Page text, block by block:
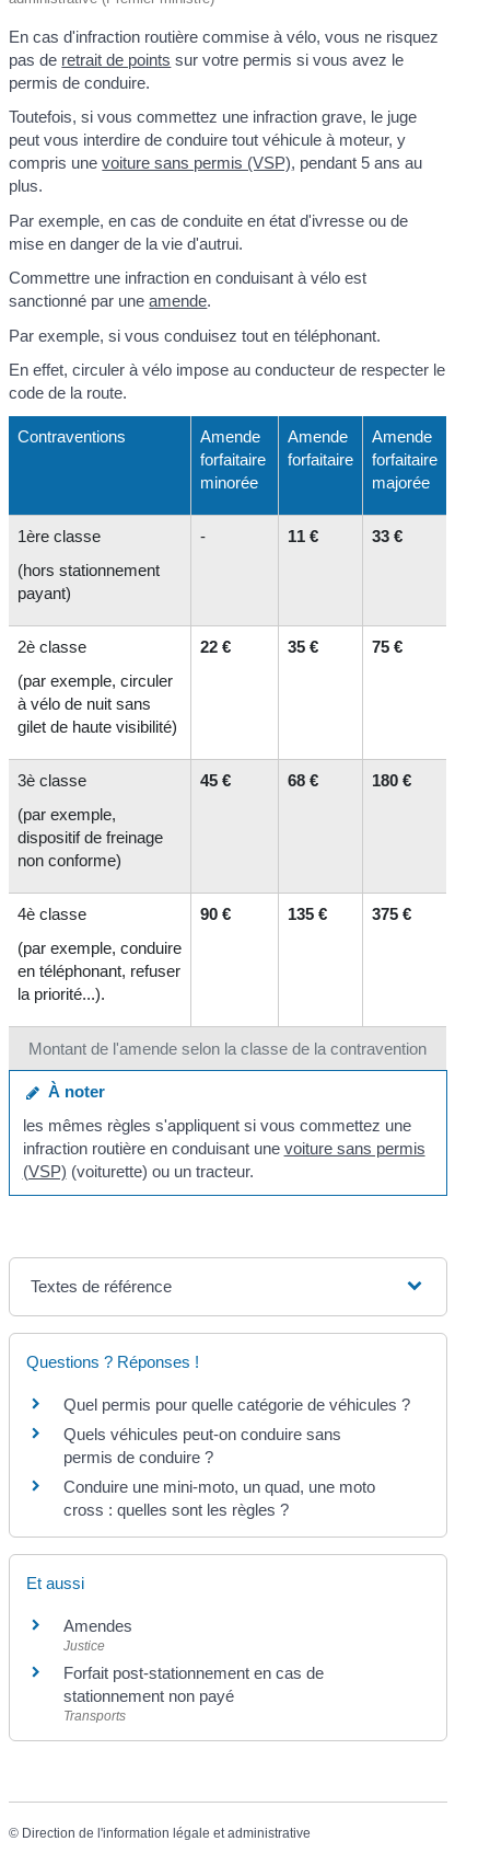
En cas d'infraction routière commise à vélo, vous ne risquez
pas de retrait de points sur votre permis si vous avez le
permis de conduire.
Toutefois, si vous commettez une infraction grave, le juge
peut vous interdire de conduire tout véhicule à moteur, y
compris unevoiture sans permis (VSP), pendant 5 ans au
plus.
Par exemple, en cas de conduite en état d'ivresse ou de
mise en danger de la vie d'autrui.
Commettre une infraction en conduisant à vélo est
sanctionné par uneamende.
Par exemple, si vous conduisez tout en téléphonant.
En effet, circuler à vélo impose au conducteur de respecter le
code de la route.
Montant de l'amende selon la classe de la contravention
Contraventions
Amende
forfaitaire
minorée
Amende
forfaitaire
Amende
forfaitaire
majorée
1ère classe
(hors stationnement
payant)
- 11 € 33 €
2è classe
(par exemple, circuler
à vélo de nuit sans
gilet de haute visibilité)
22 € 35 € 75 €
3è classe
(par exemple,
dispositif de freinage
non conforme)
45 € 68 € 180 €
4èclasse
(par exemple, conduire
en téléphonant, refuser
la priorité...).
90 € 135 € 375 €
À noter
les mêmes règles s'appliquent si vous commettez une
infraction routière en conduisant une voiture sans permis
(VSP) (voiturette) ou un tracteur.
Textes de référence
Questions ? Réponses !
Quel permis pour quelle catégorie de véhicules ?
Quels véhicules peut-on conduire sans
permis de conduire ?
Conduire une mini-moto, un quad, une moto
cross : quelles sont les règles ?
Et aussi
Amendes
Justice
Forfait post-stationnement en cas de
stationnement non payé
Transports
© Direction de l'information légale et administrative